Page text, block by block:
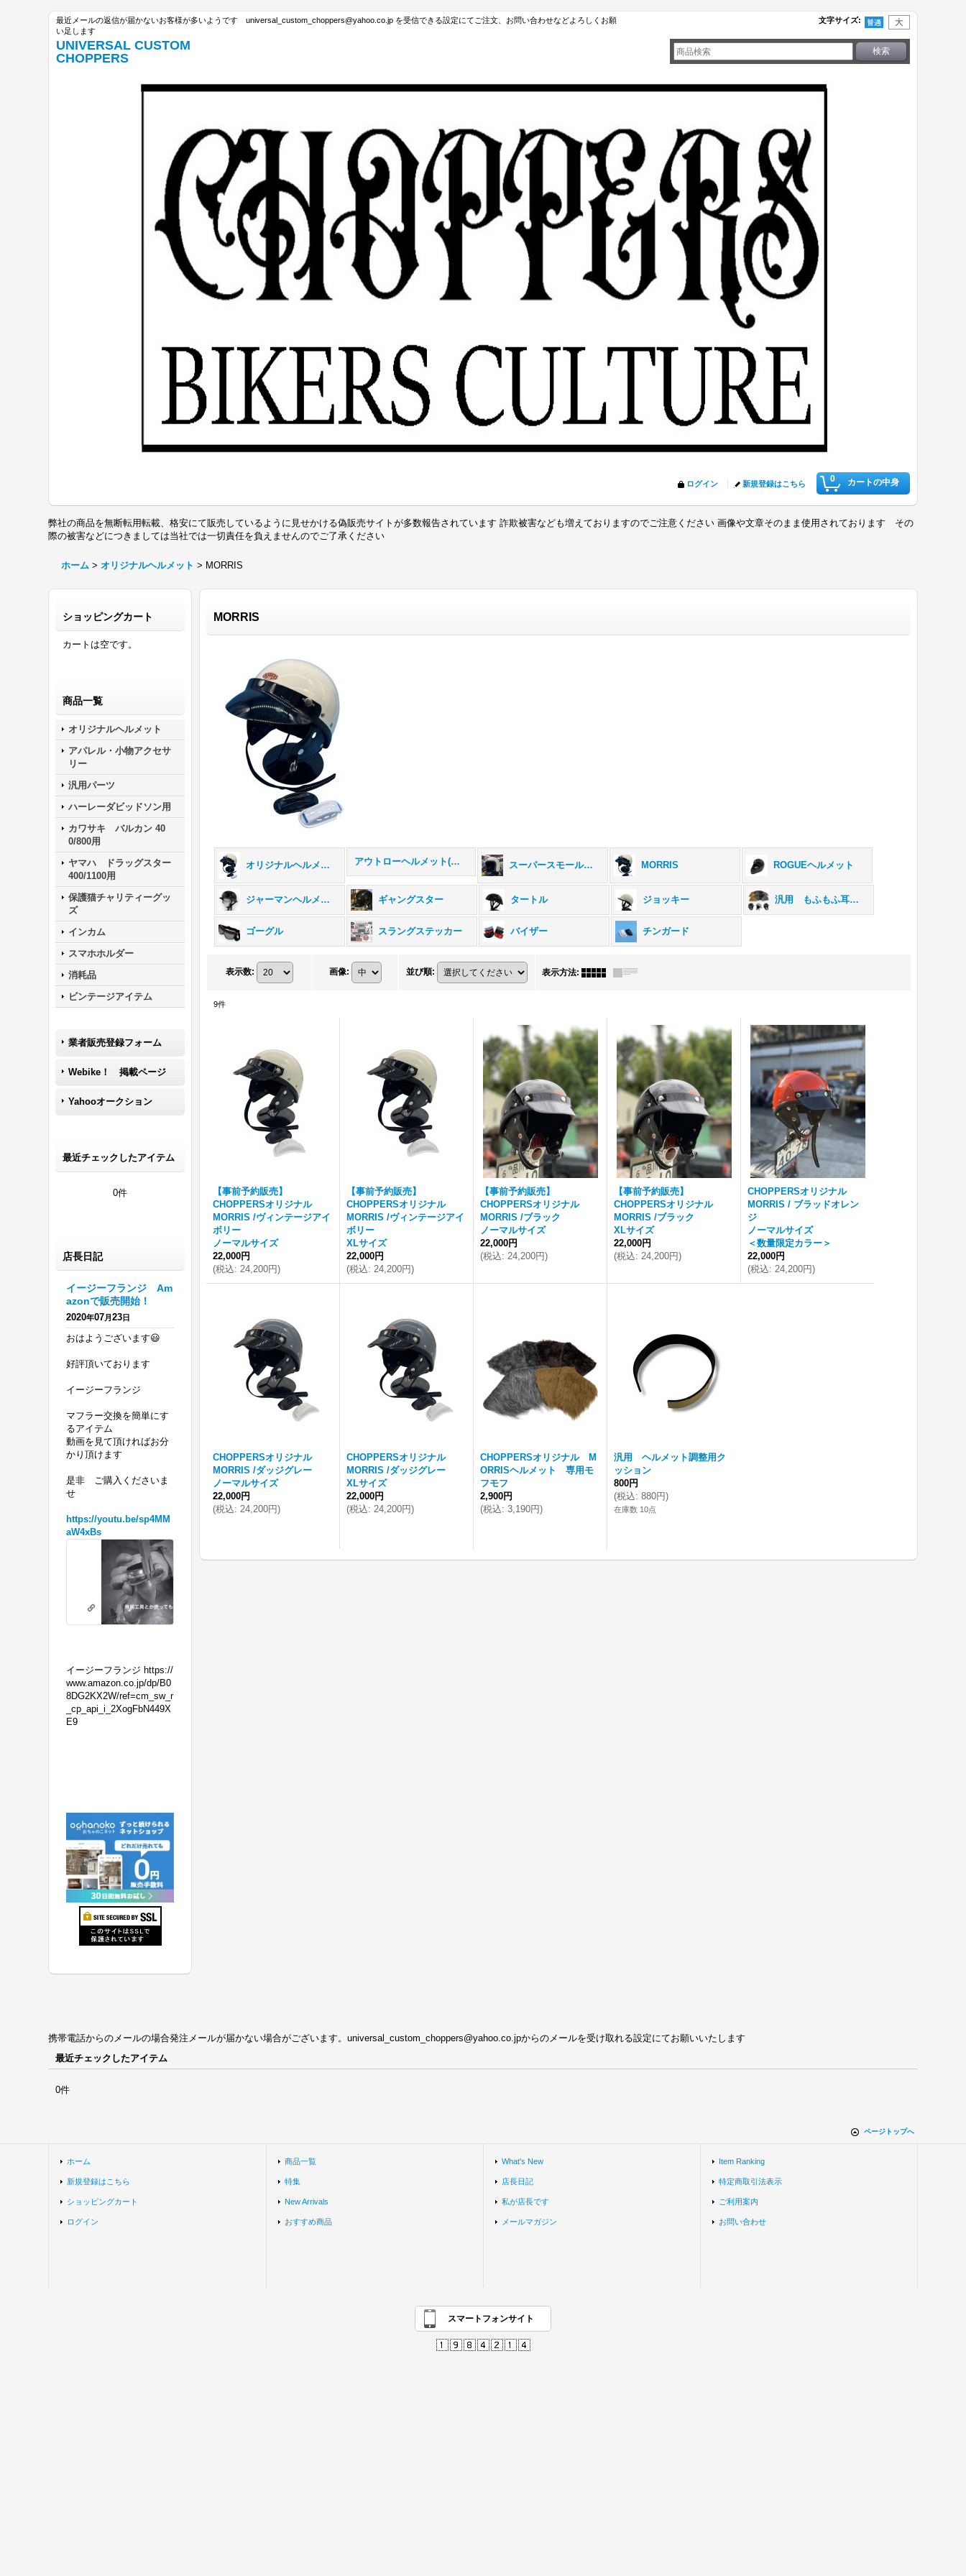
最近メールの返信が届かないお客様が多いようです universal_custom_choppers@yahoo.co.jp を受信できる設定にてご注文、お問い合わせなどよろしくお願
い足します
文字サイズ:
UNIVERSAL CUSTOM
CHOPPERS
0 カートの中身
ログイン 新規登録はこちら
弊社の商品を無断転用転載、格安にて販売しているように見せかける偽販売サイトが多数報告されています 詐欺被害なども増えておりますのでご注意ください 画像や文章そのまま使用されております その
際の被害などにつきましては当社では一切責任を負えませんのでご了承ください
ホーム > オリジナルヘルメット > MORRIS
ショッピングカート
カートは空です。
商品一覧
オリジナルヘルメット
アパレル・小物アクセサ
リー
汎用パーツ
ハーレーダビッドソン用
カワサキ バルカン 40
0/800用
ヤマハ ドラッグスター
400/1100用
保護猫チャリティーグッ
ズ
インカム
スマホホルダー
消耗品
ビンテージアイテム
業者販売登録フォーム
Webike！ 掲載ページ
Yahooオークション
最近チェックしたアイテム
0件
店長日記
イージーフランジ Am
azonで販売開始！
2020年07月23日
おはようございます😃
好評頂いております
イージーフランジ
マフラー交換を簡単にす
るアイテム
動画を見て頂ければお分
かり頂けます
是非 ご購入くださいま
せ
https://youtu.be/sp4MM
aW4xBs
ー
ラ
ー
交
換！
リテーニングリングの必要がないフランジを 販売開始！ エボ、ツインカム、スポーツスターに適合します ショッピングサイトよりお買い求め頂けますhttps://ucchoppers.ocnk.net/product/282
youtu.be
イージーフランジ https://
www.amazon.co.jp/dp/B0
8DG2KX2W/ref=cm_sw_r
_cp_api_i_2XogFbN449X
E9
MORRIS
オリジナルヘルメット (全商品) アウトローヘルメット(期間・数量限定) スーパースモールジェット500 MORRIS ROGUEヘルメット
ジャーマンヘルメット ギャングスター タートル ジョッキー 汎用 もふもふ耳当て
ゴーグル スラングステッカー バイザー チンガード
表示数: 画像: 並び順: 表示方法:
9件
【事前予約販売】
CHOPPERSオリジナル
MORRIS /ヴィンテージアイ
ボリー
ノーマルサイズ
22,000円
(税込: 24,200円)
【事前予約販売】
CHOPPERSオリジナル
MORRIS /ヴィンテージアイ
ボリー
XLサイズ
22,000円
(税込: 24,200円)
【事前予約販売】
CHOPPERSオリジナル
MORRIS /ブラック
ノーマルサイズ
22,000円
(税込: 24,200円)
【事前予約販売】
CHOPPERSオリジナル
MORRIS /ブラック
XLサイズ
22,000円
(税込: 24,200円)
CHOPPERSオリジナル
MORRIS / ブラッドオレン
ジ
ノーマルサイズ
＜数量限定カラー＞
22,000円
(税込: 24,200円)
CHOPPERSオリジナル
MORRIS /ダッジグレー
ノーマルサイズ
22,000円
(税込: 24,200円)
CHOPPERSオリジナル
MORRIS /ダッジグレー
XLサイズ
22,000円
(税込: 24,200円)
CHOPPERSオリジナル M
ORRISヘルメット 専用モ
フモフ
2,900円
(税込: 3,190円)
汎用 ヘルメット調整用ク
ッション
800円
(税込: 880円)
在庫数 10点
携帯電話からのメールの場合発注メールが届かない場合がございます。universal_custom_choppers@yahoo.co.jpからのメールを受け取れる設定にてお願いいたします
最近チェックしたアイテム
0件
ページトップへ
ホーム
新規登録はこちら
ショッピングカート
ログイン
商品一覧
特集
New Arrivals
おすすめ商品
What's New
店長日記
私が店長です
メールマガジン
Item Ranking
特定商取引法表示
ご利用案内
お問い合わせ
スマートフォンサイト